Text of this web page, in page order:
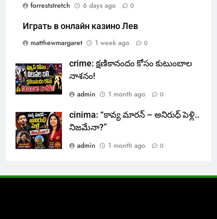
forreststretch
6 days ago 0
Играть в онлайн казино Лев
matthewmargaret
1 week ago 0
crime: క్షణికానందం కోసం కుటుంబాల
నాశనం!
admin
1 month ago 0
cinima: “కావ్య మారన్ – అనిరుధ్ పెళ్లి..
నిజమేనా?”
admin
1 month ago 0